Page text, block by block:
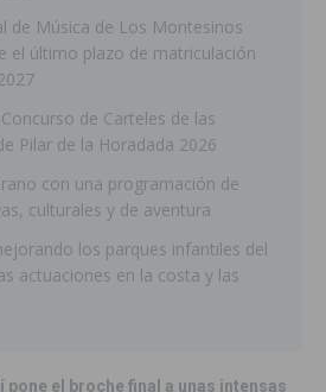
de Música de Los Montesinos
el último plazo de matriculación
de Carteles de las
Pilar de la Horadada 2026
con una programación de
culturales y de aventura
los parques infantiles del
actuaciones en la costa y las
pone el broche final a unas intensas